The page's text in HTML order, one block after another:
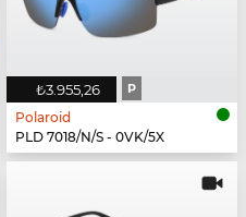
₺3.955,26 P
Polaroid
PLD 7018/N/S - 0VK/5X